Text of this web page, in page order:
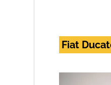
Fiat